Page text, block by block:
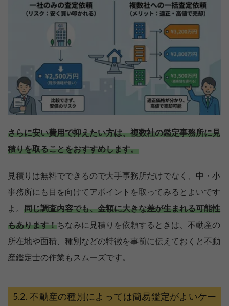
さらに安い費用で抑えたい方は、複数社の鑑定事務所に見
積りを取ることをおすすめします。
見積りは無料でできるので大手事務所だけでなく、中・小
事務所にも目を向けてアポイントを取ってみるとよいです
よ。 同じ調査内容でも、金額に大きな差が生まれる可能性
もあります！ちなみに見積りを依頼するときは、不動産の
所在地や面積、種別などの特徴を事前に伝えておくと不動
産鑑定士の作業もスムーズです。
不動産の種別によっては簡易鑑定がよいケー